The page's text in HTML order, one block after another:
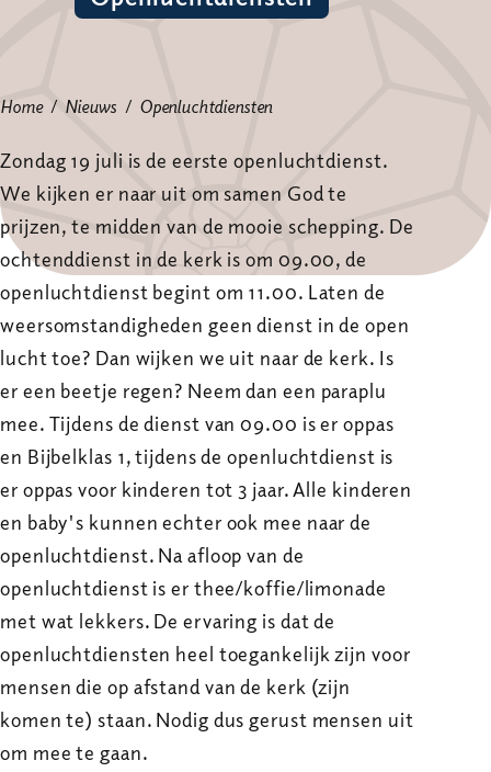
Home Nieuws Openluchtdiensten
Zondag 19 juli is de eerste openluchtdienst.
We kijken er naar uit om samen God te
prijzen, te midden van de mooie schepping. De
ochtenddienst in de kerk is om 09.00, de
openluchtdienst begint om 11.00. Laten de
weersomstandigheden geen dienst in de open
lucht toe? Dan wijken we uit naar de kerk. Is
er een beetje regen? Neem dan een paraplu
mee. Tijdens de dienst van 09.00 is er oppas
en Bijbelklas 1, tijdens de openluchtdienst is
er oppas voor kinderen tot 3 jaar. Alle kinderen
en baby's kunnen echter ook mee naar de
openluchtdienst. Na afloop van de
openluchtdienst is er thee/koffie/limonade
met wat lekkers. De ervaring is dat de
openluchtdiensten heel toegankelijk zijn voor
mensen die op afstand van de kerk (zijn
komen te) staan. Nodig dus gerust mensen uit
om mee te gaan.